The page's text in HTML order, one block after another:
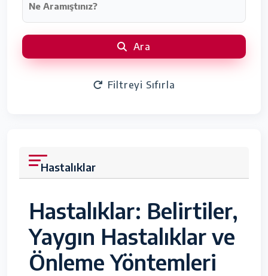
Ara
Filtreyi Sıfırla
Hastalıklar
Hastalıklar: Belirtiler,
Yaygın Hastalıklar ve
Önleme Yöntemleri